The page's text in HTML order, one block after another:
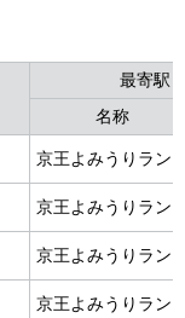
最寄駅
名称
京王よみうりラン
京王よみうりラン
京王よみうりラン
京王よみうりラン